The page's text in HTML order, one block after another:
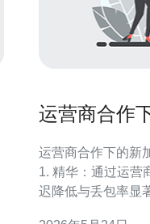
运营商合作
运营商合作下的新
1. 精华：通过运营
迟降低与丢包率显